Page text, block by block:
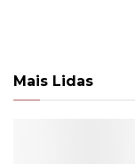
Mais Lidas